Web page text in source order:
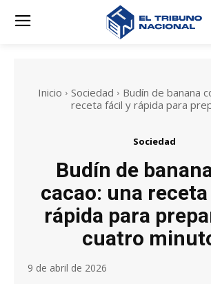
Inicio Sociedad
Budín de banana
receta fácil y rápida para
Sociedad
Budín de
cacao: una
rápida para
cuatro
9 de abril de 2026